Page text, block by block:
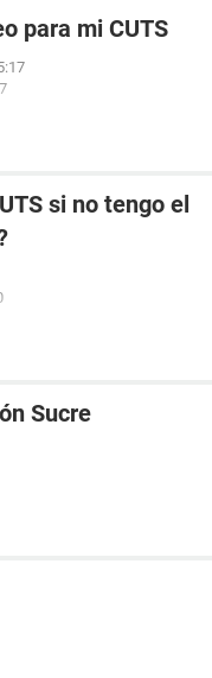
para mi CUTS
si no tengo el
Sucre